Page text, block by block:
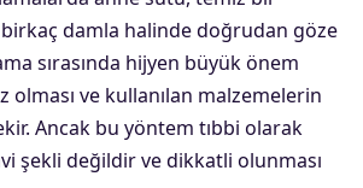
birkaç damla halinde doğrudan göze
sırasında hijyen büyük önem
olması ve kullanılan malzemelerin
Ancak bu yöntem tıbbi olarak
şekli değildir ve dikkatli olunması